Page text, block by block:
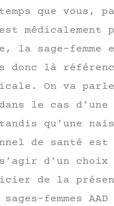
que vous,
médicalement
la sage-femme
donc là
On va
dans le cas
tandis qu’une
de santé est
d’un choix
de la
femmes